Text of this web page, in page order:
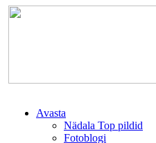
Avasta
Nädala Top pildid
Fotoblogi